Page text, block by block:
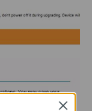
Close